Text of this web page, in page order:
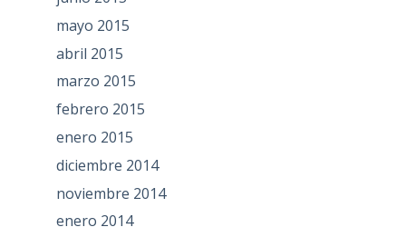
mayo 2015
abril 2015
marzo 2015
febrero 2015
enero 2015
diciembre 2014
noviembre 2014
enero 2014